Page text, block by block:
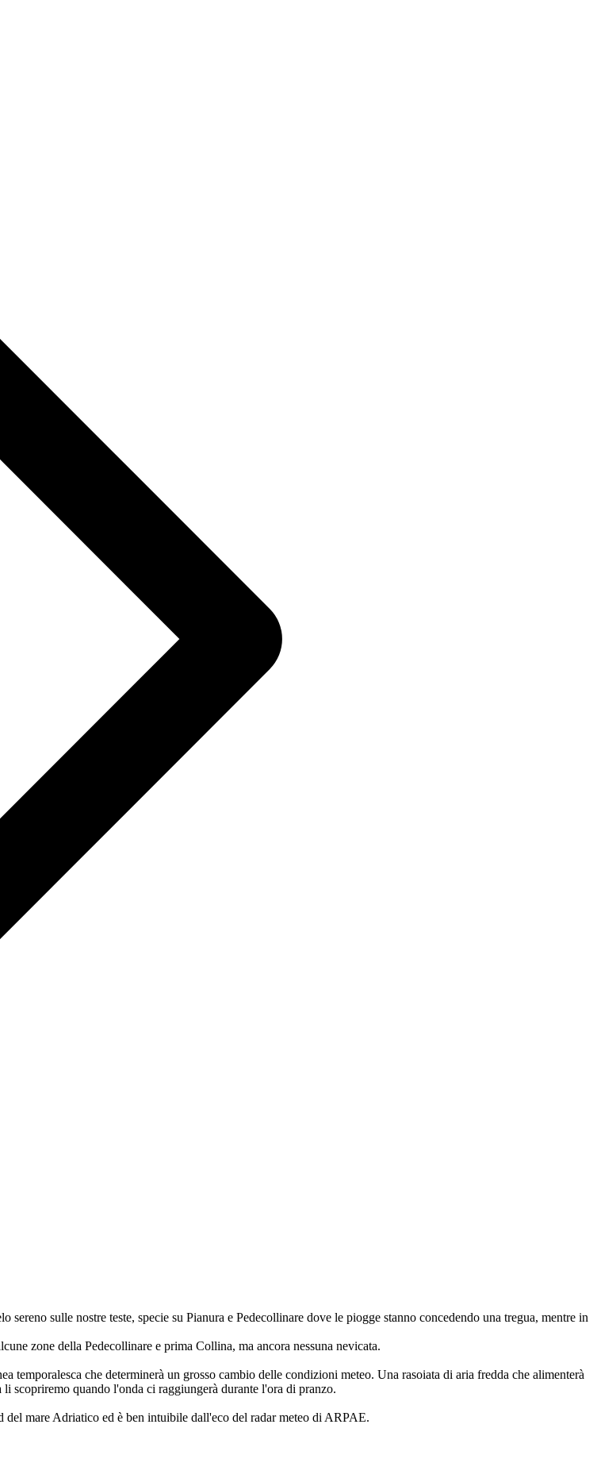
sulle nostre teste, specie su Pianura e Pedecollinare dove le piogge stanno concedendo una tregua, mentre in
zone della Pedecollinare e prima Collina, ma ancora nessuna nevicata.
temporalesca che determinerà un grosso cambio delle condizioni meteo. Una rasoiata di aria fredda che alimenterà
scopriremo quando l'onda ci raggiungerà durante l'ora di pranzo.
mare Adriatico ed è ben intuibile dall'eco del radar meteo di ARPAE.